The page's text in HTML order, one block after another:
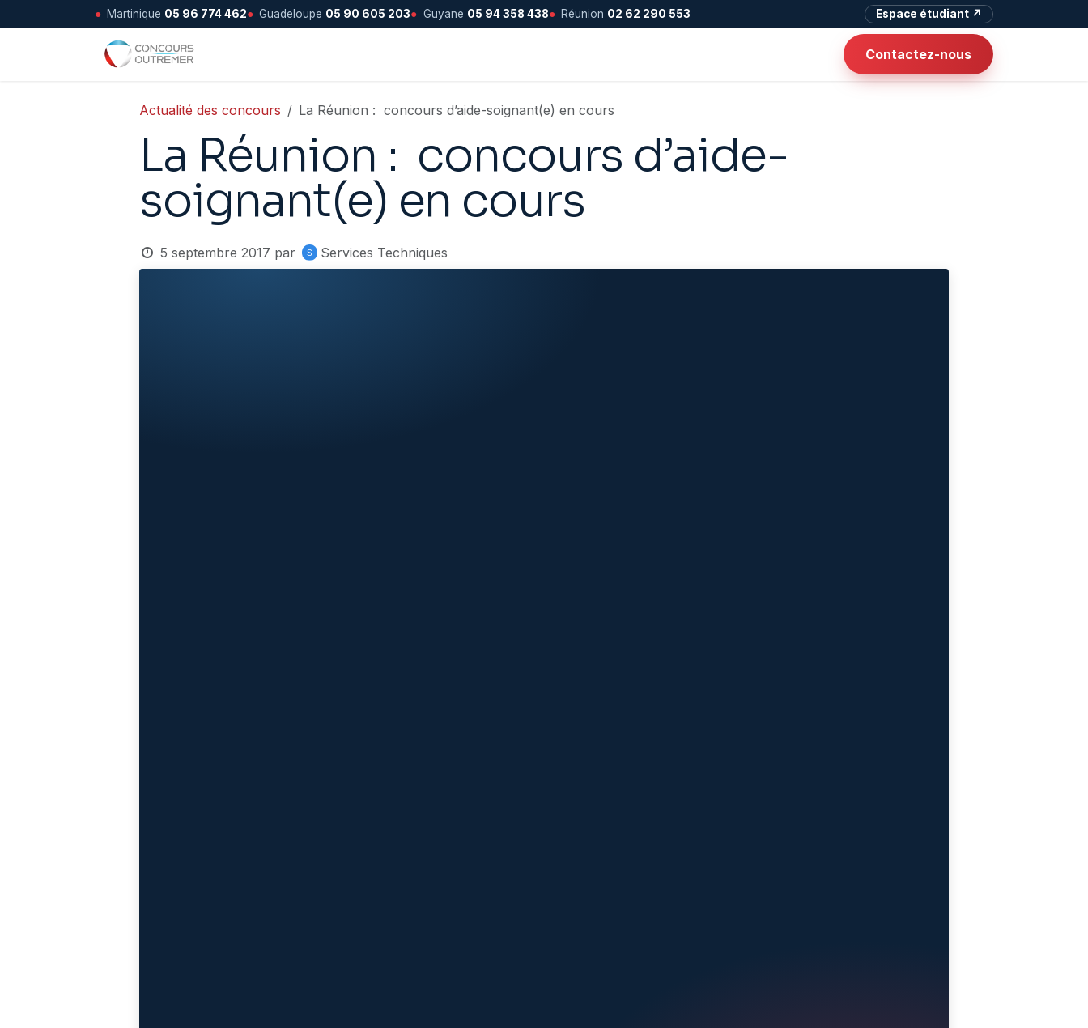
● Martinique 05 96 774 462● Guadeloupe 05 90 605 203● Guyane 05 94 358 438● Réunion 02 62 290 553 Espace étudiant ↗
Se rendre au contenu
Contactez-nous
Actualité des concours La Réunion : concours d’aide-soignant(e) en cours
La Réunion : concours d’aide-
soignant(e) en cours
5 septembre 2017 par Services Techniques